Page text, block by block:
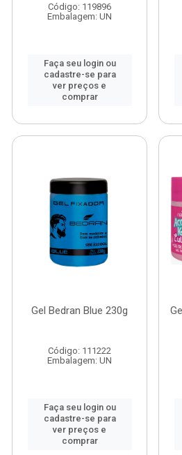
Código: 119896
Embalagem: UN
Faça seu login ou
cadastre-se para
ver preços e
comprar
Gel Bedran Blue 230g
Código: 111222
Embalagem: UN
Faça seu login ou
cadastre-se para
ver preços e
comprar